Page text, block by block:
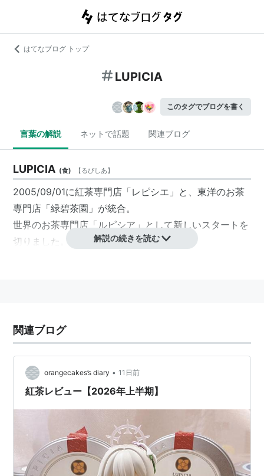
はてなブログ トップ
LUPICIA
このタグでブログを書く
言葉の解説 ネットで話題 関連ブログ
LUPICIA (食) 【るぴしあ】
2005/09/01に紅茶専門店「レピシエ」と、東洋のお茶
専門店「緑碧茶園」が統合。
世界のお茶専門店「ルピシア」として新しいスタートを
切りました。
解説の続きを読む
関連ブログ
orangecakes’s diary • 11日前
紅茶レビュー【2026年上半期】